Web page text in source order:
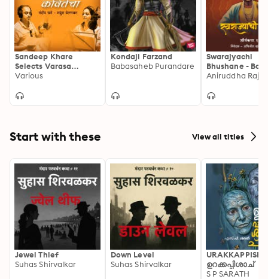
Sandeep Khare
Selects Varasa
Kavitecha S01E01
Various
Kondaji Farzand
Babasaheb Purandare
Swarajyachi
Bhushane - Baji
Pasalkar
Aniruddha
Start with these View all titles
Jewel Thief
Suhas Shirvalkar
Down Level
Suhas Shirvalkar
ഉറക്കപ്പിശാച്
S P SARATH